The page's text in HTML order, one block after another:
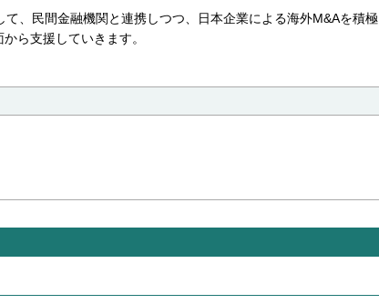
、民間金融機関と連携しつつ、日本企業による海外M&Aを積極
ら支援していきます。